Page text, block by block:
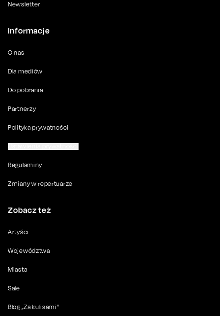
Newsletter
Informacje
O nas
Dla mediów
Do pobrania
Partnerzy
Polityka prywatności
Regulaminy
Zmiany w repertuarze
Zobacz też
Artyści
Województwa
Miasta
Sale
Blog „Za kulisami”